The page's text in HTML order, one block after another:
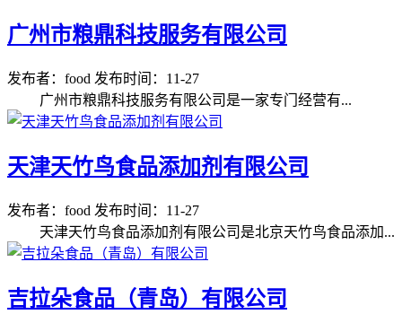
广州市粮鼎科技服务有限公司
发布者：food 发布时间：11-27
广州市粮鼎科技服务有限公司是一家专门经营有...
天津天竹鸟食品添加剂有限公司
发布者：food 发布时间：11-27
天津天竹鸟食品添加剂有限公司是北京天竹鸟食品添加...
吉拉朵食品（青岛）有限公司